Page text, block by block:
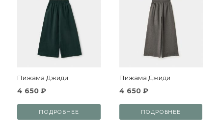
Пижама Джиди
4 650 ₽
ПОДРОБНЕЕ
Пижама Джиди
4 650 ₽
ПОДРОБНЕЕ